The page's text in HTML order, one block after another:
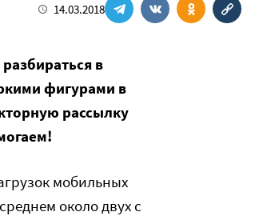
14.03.2018
в
фигурами в
рассылку
мобильных
около двух с